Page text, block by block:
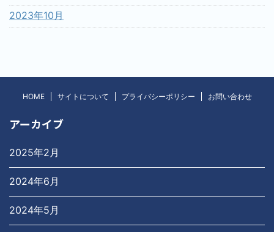
2023年10月
HOME サイトについて プライバシーポリシー お問い合わせ
アーカイブ
2025年2月
2024年6月
2024年5月